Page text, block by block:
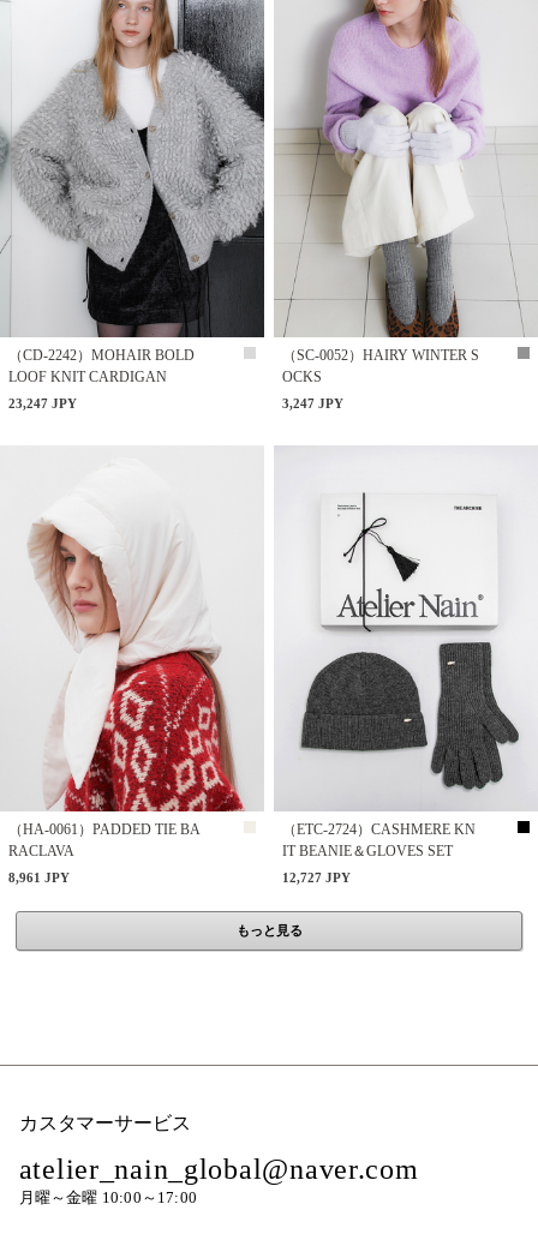
（CD-2242）MOHAIR BOLD
LOOF KNIT CARDIGAN
23,247 JPY
（SC-0052）HAIRY WINTER S
OCKS
3,247 JPY
（HA-0061）PADDED TIE BA
RACLAVA
8,961 JPY
（ETC-2724）CASHMERE KN
IT BEANIE＆GLOVES SET
12,727 JPY
もっと見る
カスタマーサービス
atelier_nain_global@naver.com
月曜～金曜 10:00～17:00